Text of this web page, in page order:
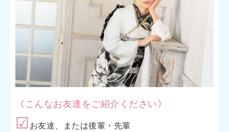
《こんなお友達をご紹介ください》
☑︎ お友達、または後輩・先輩